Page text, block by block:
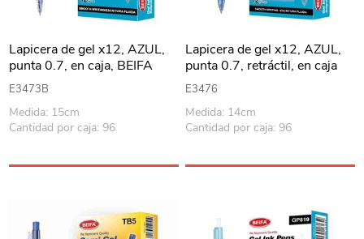
Lapicera de gel x12, AZUL,
punta 0.7, en caja, BEIFA
E3473B
Medida: 15cm
Cantidad por caja: 96
Lapicera de gel x12, AZUL,
punta 0.7, retráctil, en caja
BEIFA
E3476
Medida: 14cm
Cantidad por caja: 96